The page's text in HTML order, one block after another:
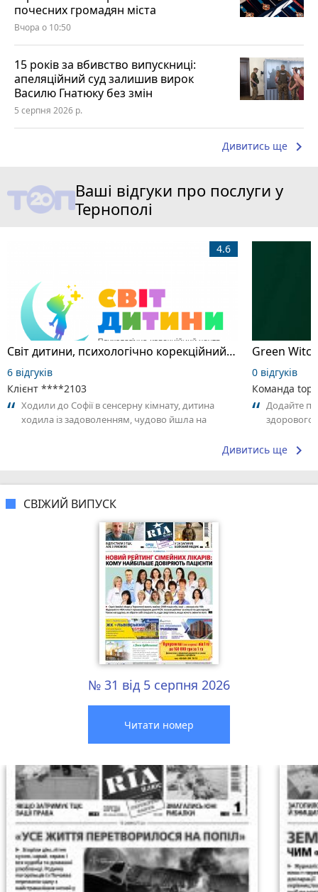
почесних громадян міста
Вчора о 10:50
15 років за вбивство випускниці:
апеляційний суд залишив вирок
Василю Гнатюку без змін
5 серпня 2026 р.
Дивитись ще keyboard_arrow_right
Ваші відгуки про послуги у
Тернополі
Світ дитини, психологічно корекційний центр
4.6
6 відгуків
Клієнт ****2103
Ходили до Софії в сенсерну кімнату, дитина
ходила із задоволенням, чудово йшла на
Green
0 відгуків
Команда
Додайте
здорового
Дивитись ще keyboard_arrow_right
СВІЖИЙ ВИПУСК
№ 31 від 5 серпня 2026
Читати номер